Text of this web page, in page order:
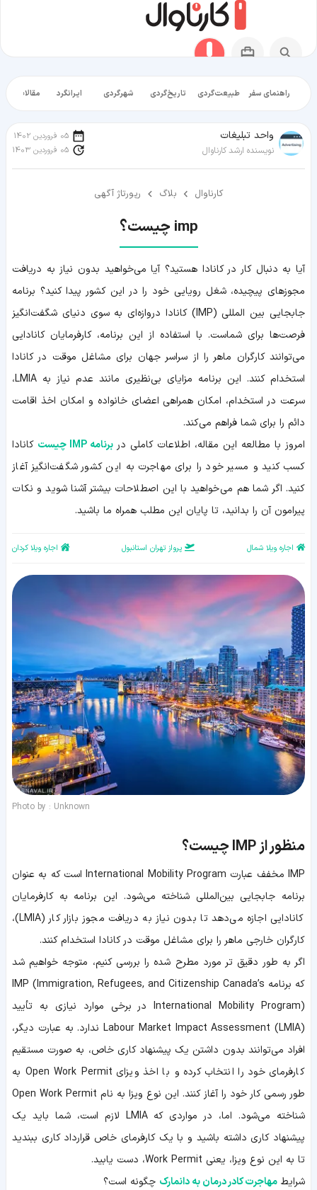
راهنمای سفر طبیعت‌گردی تاریخ‌گردی شهرگردی ایرانگرد مقالات
واحد تبلیغات
نویسنده ارشد کارناوال
05 فروردین 1402
05 فروردین 1403
کارناوال بلاگ رپورتاژ آگهی
imp چیست؟
آیا به دنبال کار در کانادا هستید؟ آیا می‌خواهید بدون نیاز به دریافت
مجوزهای پیچیده، شغل رویایی خود را در این کشور پیدا کنید؟ برنامه
جابجایی بین المللی (IMP) کانادا دروازه‌ای به سوی دنیای شگفت‌انگیز
فرصت‌ها برای شماست. با استفاده از این برنامه، کارفرمایان کانادایی
می‌توانند کارگران ماهر را از سراسر جهان برای مشاغل موقت در کانادا
استخدام کنند. این برنامه مزایای بی‌نظیری مانند عدم نیاز به LMIA،
سرعت در استخدام، امکان همراهی اعضای خانواده و امکان اخذ اقامت
دائم را برای شما فراهم می‌کند.
امروز با مطالعه این مقاله، اطلاعات کاملی در برنامه IMP چیست
کانادا
کسب کنید و مسیر خود را برای مهاجرت به این کشور شگفت‌انگیز آغاز
کنید. اگر شما هم می‌خواهید با این اصطلاحات بیشتر آشنا شوید و نکات
پیرامون آن را بدانید، تا پایان این مطلب همراه ما باشید.
اجاره ویلا شمال پرواز تهران استانبول اجاره ویلا کردان
Photo by : Unknown
منظور از IMP چیست؟
IMP مخفف عبارت International Mobility Program است که به عنوان
برنامه جابجایی بین‌المللی شناخته می‌شود. این برنامه به کارفرمایان
کانادایی اجازه می‌دهد تا بدون نیاز به دریافت مجوز بازار کار (LMIA)،
کارگران خارجی ماهر را برای مشاغل موقت در کانادا استخدام کنند.
اگر به طور دقیق تر مورد مطرح شده را بررسی کنیم، متوجه خواهیم شد
که برنامه IMP (Immigration, Refugees, and Citizenship Canada’s
International Mobility Program) در برخی موارد نیازی به تأیید
Labour Market Impact Assessment (LMIA) ندارد. به عبارت دیگر،
افراد می‌توانند بدون داشتن یک پیشنهاد کاری خاص، به صورت مستقیم
کارفرمای خود را انتخاب کرده و با اخذ ویزای Open Work Permit به
طور رسمی کار خود را آغاز کنند. این نوع ویزا به نام Open Work Permit
شناخته می‌شود. اما، در مواردی که LMIA لازم است، شما باید یک
پیشنهاد کاری داشته باشید و با یک کارفرمای خاص قرارداد کاری ببندید
تا به این نوع ویزا، یعنی Work Permit، دست یابید.
شرایط مهاجرت کادر درمان به دانمارک چگونه است؟